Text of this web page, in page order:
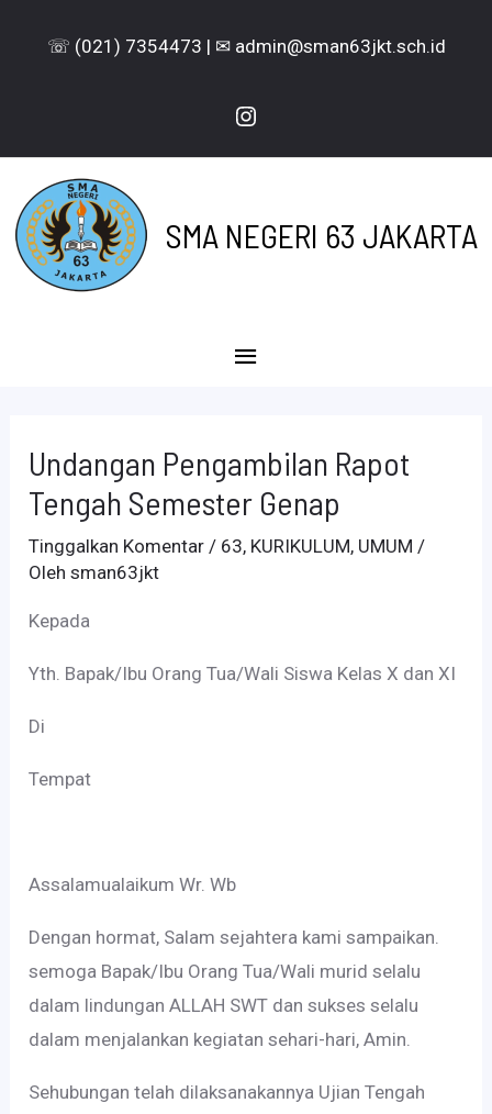
☏ (021) 7354473 | ✉ admin@sman63jkt.sch.id
Instagram
SMA NEGERI 63 JAKARTA
Menu
Undangan Pengambilan Rapot
Tengah Semester Genap
Tinggalkan Komentar / 63, KURIKULUM, UMUM /
Olehsman63jkt
Kepada
Yth. Bapak/Ibu Orang Tua/Wali Siswa Kelas X dan XI
Di
Tempat
Assalamualaikum Wr. Wb
Dengan hormat, Salam sejahtera kami sampaikan.
semoga Bapak/Ibu Orang Tua/Wali murid selalu
dalam lindungan ALLAH SWT dan sukses selalu
dalam menjalankan kegiatan sehari-hari, Amin.
Sehubungan telah dilaksanakannya Ujian Tengah